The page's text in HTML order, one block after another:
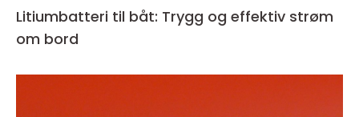
Litiumbatteri til båt: Trygg og effektiv strøm
om bord